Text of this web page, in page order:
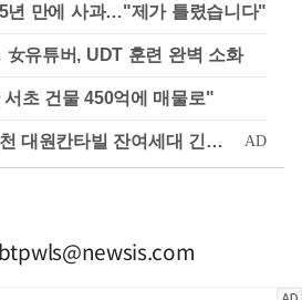
년 만에 사과…"제가 틀렸습니다"
유튜버, UDT 훈련 완벽 소화
초 건물 450억에 매물로"